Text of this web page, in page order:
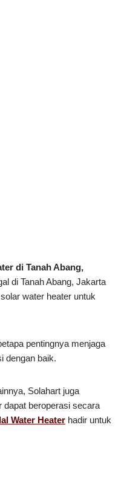
di Tanah Abang,
di Tanah Abang, Jakarta
water heater untuk
pentingnya menjaga
dengan baik.
Solahart juga
dapat beroperasi secara
Water Heater hadir untuk